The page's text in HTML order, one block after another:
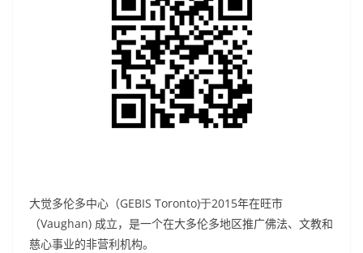
大觉多伦多中心（GEBIS Toronto)于2015年在旺市
（Vaughan) 成立，是一个在大多伦多地区推广佛法、文教和
慈心事业的非营利机构。